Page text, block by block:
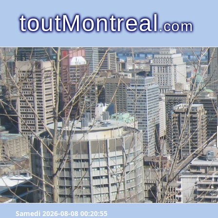
toutMontreal.com
Samedi 2026-08-08 00:20:55